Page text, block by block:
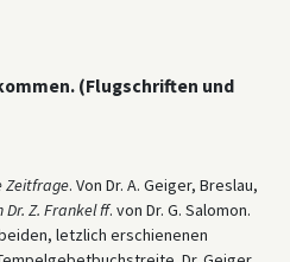
sei, das bisherige Gebetbuch zu
Frankel lehnten den
Rabbiner in Magdeburg, ist vor
der
reformerischen und orthodoxen
Weise als Frankel. Debatten über
Verhältnis der hebräischen
(Flugschriften und
Zeitfrage. Von Dr. A. Geiger, Breslau,
Z. Frankel ff. von Dr. G. Salomon.
letzlich erschienenen